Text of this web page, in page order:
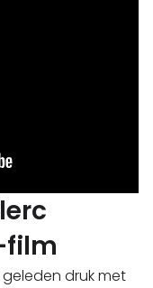
film
geleden druk met